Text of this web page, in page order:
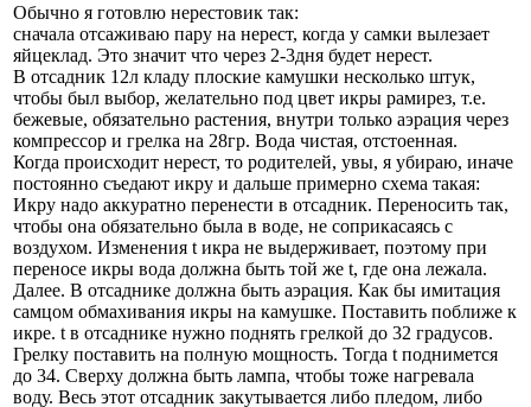
Обычно я готовлю нерестовик так:
сначала отсаживаю пару на нерест, когда у самки вылезает
яйцеклад. Это значит что через 2-3дня будет нерест.
В отсадник 12л кладу плоские камушки несколько штук,
чтобы был выбор, желательно под цвет икры рамирез, т.е.
бежевые, обязательно растения, внутри только аэрация через
компрессор и грелка на 28гр. Вода чистая, отстоенная.
Когда происходит нерест, то родителей, увы, я убираю, иначе
постоянно съедают икру и дальше примерно схема такая:
Икру надо аккуратно перенести в отсадник. Переносить так,
чтобы она обязательно была в воде, не соприкасаясь с
воздухом. Изменения t икра не выдерживает, поэтому при
переносе икры вода должна быть той же t, где она лежала.
Далее. В отсаднике должна быть аэрация. Как бы имитация
самцом обмахивания икры на камушке. Поставить поближе к
икре. t в отсаднике нужно поднять грелкой до 32 градусов.
Грелку поставить на полную мощность. Тогда t поднимется
до 34. Сверху должна быть лампа, чтобы тоже нагревала
воду. Весь этот отсадник закутывается либо пледом, либо